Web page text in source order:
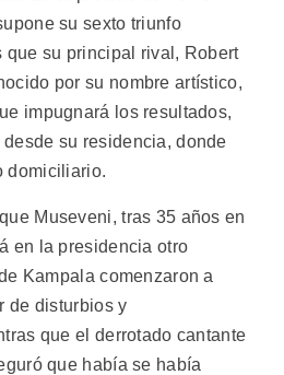
su sexto triunfo
que su principal rival, Robert
por su nombre artístico,
impugnará los resultados,
su residencia, donde
domiciliario.
Museveni, tras 35 años en
en la presidencia otro
Kampala comenzaron a
de disturbios y
que el derrotado cantante
que había se había